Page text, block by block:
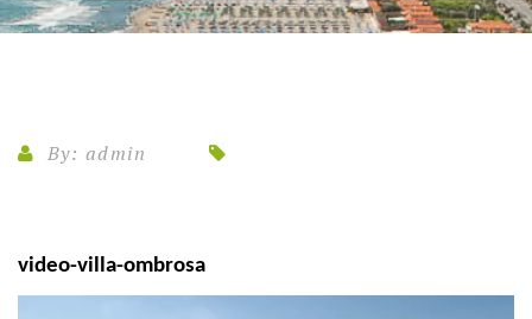
By: admin
video-villa-ombrosa